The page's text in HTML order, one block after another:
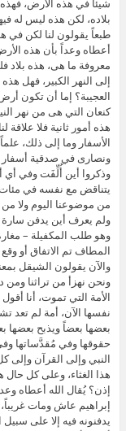
شيئاً في هذه الأرض،
بلاده، لكن هذه ليس له
طبعاً يقولون لنا لكن في
أعطاه وعداً بأن هذه
معروفة ما هى، هذه بلاد
إلى النهر الكبير، فهل
العجيبة؟ إما أن تكون
كنعان التي هى من نهر
هذه أمور ثانية فلا علاقة
الأسفار وما إلى ذلك،
ونصارى في صدقية أسفار
وذكروا أين أُلِّفَت وفي أي
يتناقض مع نفسه في مئات
من موضوعنا اليوم ولا
ولم يعرف أين يدفن سارة –
وهو طلب المكفيلة –
المطاف تم الاتفاق أو
والآن يقولون الشيقل
ونحن نهزأ من تراثنا
الأمة التي تموت، أنا
نفسها الآن، أمة لم تعد
بعضها بعضاً ويذبح
حقوقها وفي مُقدَّساتها
النبي وإلى القرآن
هذا الغثاء، وعلى كل
إذن؟ يُقال الله أعطاه
إبراهيم عاش ومات غريباً،
يدفنونه فيه إلا على